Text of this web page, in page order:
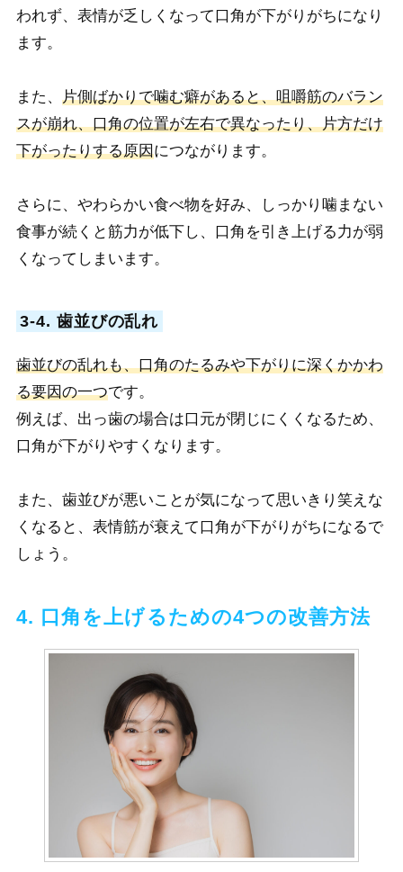
われず、表情が乏しくなって口角が下がりがちになり
ます。
また、 片側ばかりで噛む癖があると、咀嚼筋のバラン
スが崩れ、口角の位置が左右で異なったり、片方だけ
下がったりする原因につながります。
さらに、やわらかい食べ物を好み、しっかり噛まない
食事が続くと筋力が低下し、口角を引き上げる力が弱
くなってしまいます。
3-4. 歯並びの乱れ
歯並びの乱れも、口角のたるみや下がりに深くかかわ
る要因の一つです。
例えば、出っ歯の場合は口元が閉じにくくなるため、
口角が下がりやすくなります。
また、歯並びが悪いことが気になって思いきり笑えな
くなると、表情筋が衰えて口角が下がりがちになるで
しょう。
4. 口角を上げるための4つの改善方法